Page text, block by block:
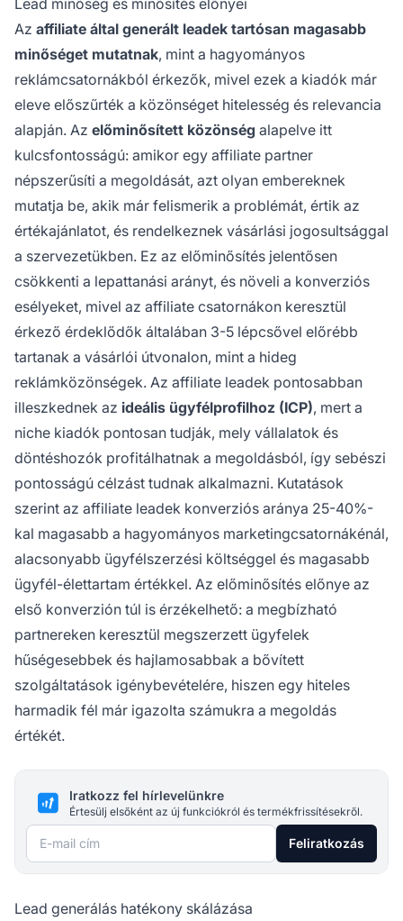
Lead minőség és minősítés előnyei
Az affiliate által generált leadek tartósan magasabb
minőséget mutatnak, mint a hagyományos
reklámcsatornákból érkezők, mivel ezek a kiadók már
eleve előszűrték a közönséget hitelesség és relevancia
alapján. Az előminősített közönség alapelve itt
kulcsfontosságú: amikor egy affiliate partner
népszerűsíti a megoldását, azt olyan embereknek
mutatja be, akik már felismerik a problémát, értik az
értékajánlatot, és rendelkeznek vásárlási jogosultsággal
a szervezetükben. Ez az előminősítés jelentősen
csökkenti a lepattanási arányt, és növeli a konverziós
esélyeket, mivel az affiliate csatornákon keresztül
érkező érdeklődők általában 3-5 lépcsővel előrébb
tartanak a vásárlói útvonalon, mint a hideg
reklámközönségek. Az affiliate leadek pontosabban
illeszkednek az ideális ügyfélprofilhoz (ICP), mert a
niche kiadók pontosan tudják, mely vállalatok és
döntéshozók profitálhatnak a megoldásból, így sebészi
pontosságú célzást tudnak alkalmazni. Kutatások
szerint az affiliate leadek konverziós aránya 25-40%-
kal magasabb a hagyományos marketingcsatornákénál,
alacsonyabb ügyfélszerzési költséggel és magasabb
ügyfél-élettartam értékkel. Az előminősítés előnye az
első konverzión túl is érzékelhető: a megbízható
partnereken keresztül megszerzett ügyfelek
hűségesebbek és hajlamosabbak a bővített
szolgáltatások igénybevételére, hiszen egy hiteles
harmadik fél már igazolta számukra a megoldás
értékét.
Iratkozz fel hírlevelünkre
Értesülj elsőként az új funkciókról és termékfrissítésekről.
E-mail cím Feliratkozás
Lead generálás hatékony skálázása